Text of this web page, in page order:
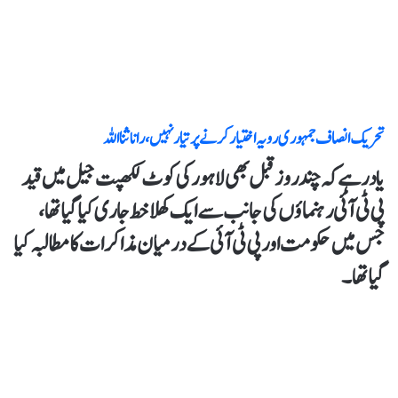
تحریک انصاف جمہوری رویہ اختیار کرنے پر تیار نہیں،راناثنااللہ
یاد رہے کہ چند روز قبل بھی لاہور کی کوٹ لکھپت جیل میں قید
پی ٹی آئی رہنماؤں کی جانب سے ایک کھلا خط جاری کیا گیا تھا،
جس میں حکومت اور پی ٹی آئی کے درمیان مذاکرات کا مطالبہ کیا
گیا تھا۔